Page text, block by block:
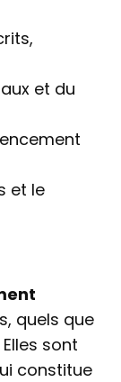
et du
et le
quels que
sont
constitue